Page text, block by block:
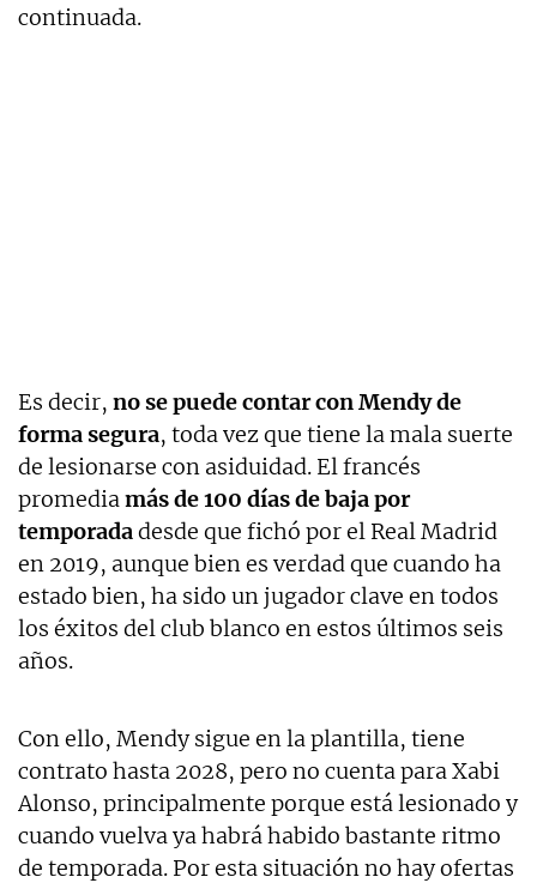
continuada.
Es decir, no se puede contar con Mendy de
forma segura, toda vez que tiene la mala suerte
de lesionarse con asiduidad. El francés
promediamás de 100 días de baja por
temporadadesde que fichó por el Real Madrid
en 2019, aunque bien es verdad que cuando ha
estado bien, ha sido un jugador clave en todos
los éxitos del club blanco en estos últimos seis
años.
Con ello, Mendy sigue en la plantilla, tiene
contrato hasta 2028, pero no cuenta para Xabi
Alonso, principalmente porque está lesionado y
cuando vuelva ya habrá habido bastante ritmo
de temporada. Por esta situación no hay ofertas